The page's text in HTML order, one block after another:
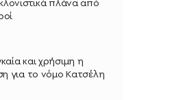
πλάνα από
και χρήσιμη η
για το νόμο Κατσέλη